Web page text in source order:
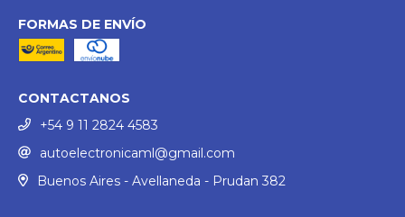
FORMAS DE ENVÍO
CONTACTANOS
+54 9 11 2824 4583
autoelectronicaml@gmail.com
Buenos Aires - Avellaneda - Prudan 382